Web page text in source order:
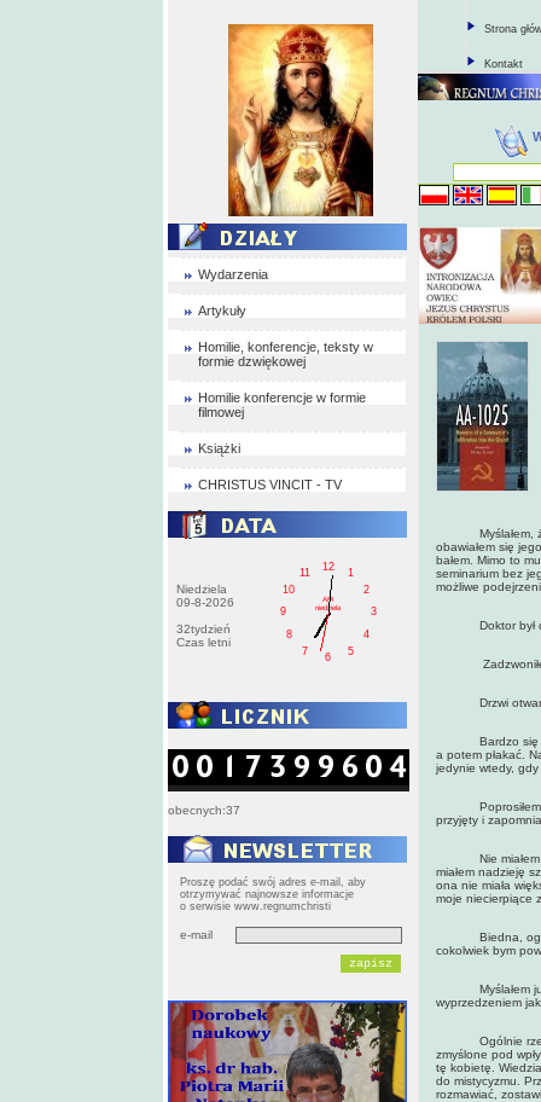
Wydarzenia
Artykuły
Homilie, konferencje, teksty w
formie dzwiękowej
Homilie konferencje w formie
filmowej
Książki
CHRISTUS VINCIT - TV
Niedziela
09-8-2026
32tydzień
Czas letni
1
2
3
4
5
6
7
8
9
10
11
12
AM
niedziela
obecnych:37
Proszę podać swój adres e-mail, aby
otrzymywać najnowsze informacje
o serwisie www.regnumchristi
e-mail
Strona
Kontakt
Myślałem, że
obawiałem się
bałem. Mimo to
seminarium bez
możliwe
Doktor był dla
Zadzwoniłem
Drzwi
Bardzo się
a potem płakać.
jedynie wtedy,
Poprosiłem o
przyjęty i
Nie miałem
miałem nadzieję
ona nie miała
moje niecierpiące
Biedna,
cokolwiek bym
Myślałem już
wyprzedzeniem
Ogólnie rzecz
zmyślone pod
tę kobietę.
do mistycyzmu.
rozmawiać,